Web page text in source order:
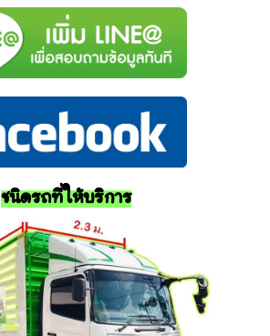
ชนิดรถที่ให้บริการ